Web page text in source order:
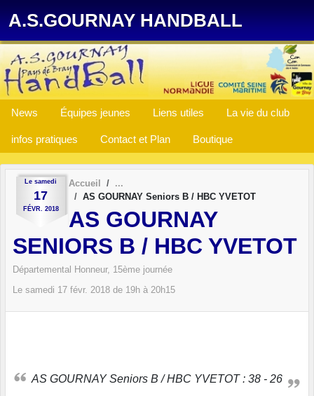
A.S.GOURNAY HANDBALL
News Équipes jeunes Liens utiles La vie du club
infos pratiques Contact et Plan Boutique
Le samedi
17
FÉVR. 2018
Accueil
AS GOURNAY Seniors B / HBC YVETOT
AS GOURNAY
SENIORS B / HBC YVETOT
Départemental Honneur, 15ème journée
Le samedi 17 févr. 2018 de 19h à 20h15
AS GOURNAY Seniors B / HBC YVETOT : 38 - 26